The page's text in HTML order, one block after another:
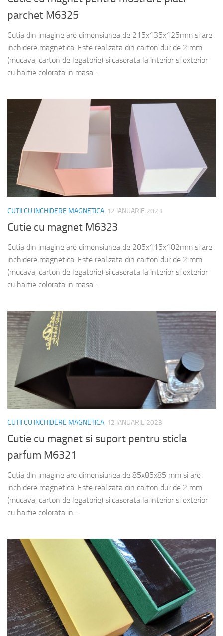
parchet M6325
Cutia din imagine are dimensiunea de 215x135x125mm si are
inchidere magnetica. Este realizata din carton dur de 2 mm
(mucava, carton de legatorie) si caserata la interior si exterior
cu hartie colorata in masa....
CUTII CU INCHIDERE MAGNETICA 12 IANUARIE 2023
Cutie cu magnet M6323
Cutia din imagine are dimensiunea de 205x115x102mm si are
inchidere magnetica. Este realizata din carton dur de 2 mm
(mucava, carton de legatorie) si caserata la interior si exterior
cu hartie colorata in masa....
CUTII CU INCHIDERE MAGNETICA 12 IANUARIE 2023
Cutie cu magnet si suport pentru sticla
parfum M6321
Cutia din imagine are dimensiunea de 85x85x85 mm si are
inchidere magnetica. Este realizata din carton dur de 2 mm
(mucava, carton de legatorie) si caserata la interior si exterior
cu hartie colorata in...